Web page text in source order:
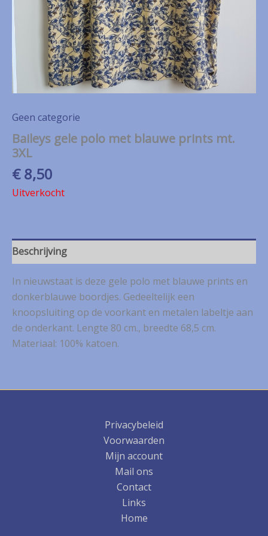
Geen categorie
Baileys gele polo met blauwe prints mt.
3XL
€8,50
Uitverkocht
Beschrijving
In nieuwstaat is deze gele polo met blauwe prints en
donkerblauwe boordjes. Gedeeltelijk een
knoopsluiting op de voorkant en metalen labeltje aan
de onderkant. Lengte 80 cm., breedte 68,5 cm.
Materiaal: 100% katoen.
Privacybeleid
Voorwaarden
Mijn account
Mail ons
Contact
Links
Home